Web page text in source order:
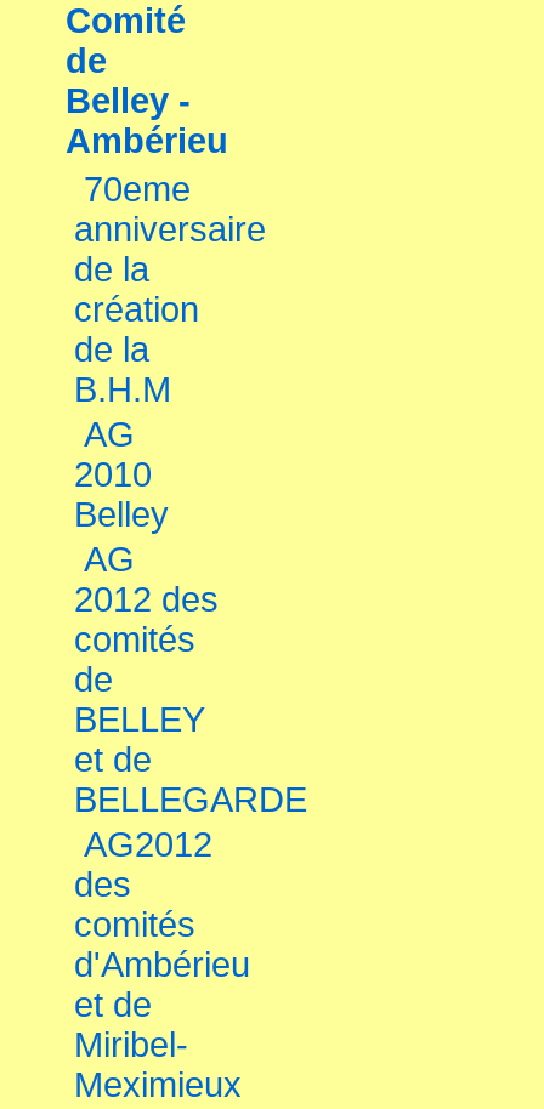
Comité
de
Belley -
Ambérieu
70eme
anniversaire
de la
création
de la
B.H.M
AG
2010
Belley
AG
2012 des
comités
de
BELLEY
et de
BELLEGARDE
AG2012
des
comités
d'Ambérieu
et de
Miribel-
Meximieux